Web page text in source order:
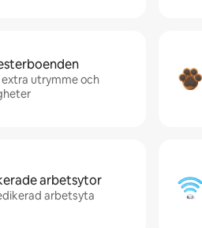
utrymme och
arbetsytor
arbetsyta